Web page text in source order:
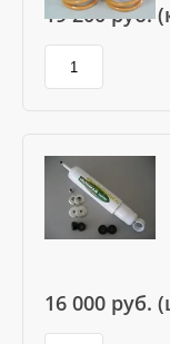
19 200руб.
16 000 руб.